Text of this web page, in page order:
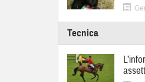
Tecnica